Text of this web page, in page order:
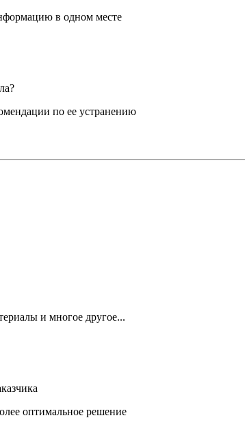
в одном месте
по ее устранению
и многое другое...
оптимальное решение